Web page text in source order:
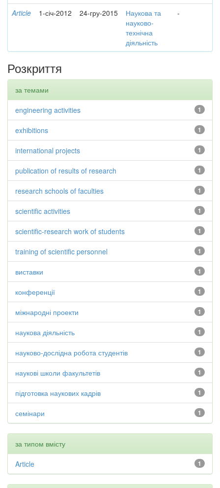
Article 1-січ-2012 24-гру-2015
Наукова та
науково-
технічна
діяльність
-
Розкриття
за темами
1
engineering activities
1
exhibitions
1
international projects
1
publication of results of research
1
research schools of faculties
1
scientific activities
1
scientific-research work of students
1
training of scientific personnel
1
виставки
1
конференції
1
міжнародні проекти
1
наукова діяльність
1
науково-дослідна робота студентів
1
наукові школи факультетів
1
підготовка наукових кадрів
1
семінари
за типом вмісту
1
Article